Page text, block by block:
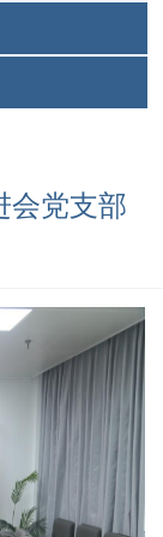
会党支部